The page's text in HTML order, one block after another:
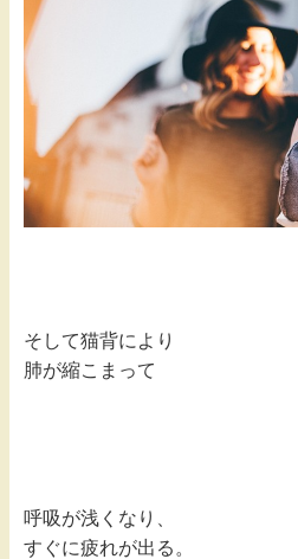
そして猫背により
肺が縮こまって
呼吸が浅くなり、
すぐに疲れが出る。